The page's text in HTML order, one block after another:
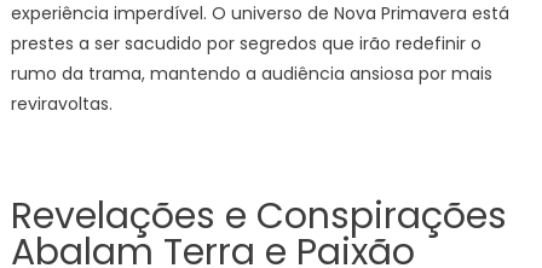
experiência imperdível. O universo de Nova Primavera está
prestes a ser sacudido por segredos que irão redefinir o
rumo da trama, mantendo a audiência ansiosa por mais
reviravoltas.
Revelações e Conspirações
Abalam Terra e Paixão